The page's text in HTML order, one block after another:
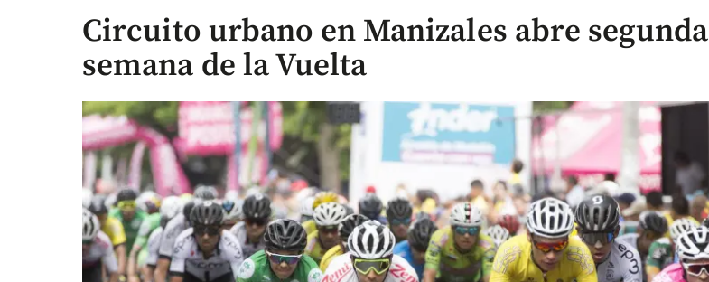
Circuito urbano en Manizales abre segunda
semana de la Vuelta